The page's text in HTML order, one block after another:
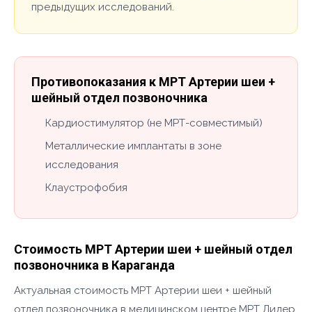
предыдущих исследований.
Противопоказания к МРТ Артерии шеи +
шейный отдел позвоночника
Кардиостимулятор (не МРТ-совместимый)
Металлические имплантаты в зоне
исследования
Клаустрофобия
Стоимость МРТ Артерии шеи + шейный отдел
позвоночника в Караганда
Актуальная стоимость МРТ Артерии шеи + шейный
отдел позвоночника в медицинском центре МРТ Лидер